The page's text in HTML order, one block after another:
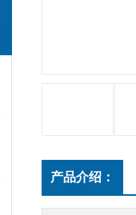
产品介绍：